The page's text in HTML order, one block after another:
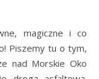
Piszemy tu o tym,
nad Morskie Oko